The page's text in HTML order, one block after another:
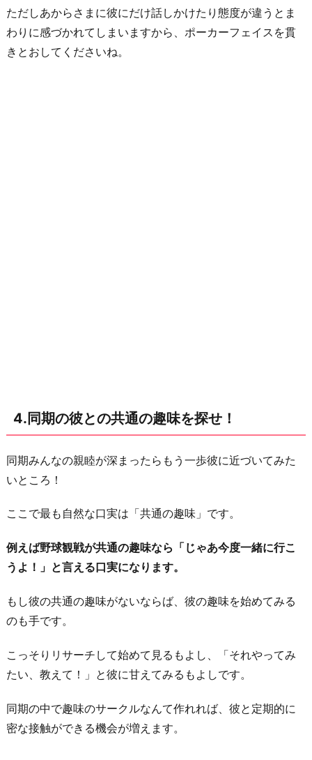
ず
雰
囲
気
匂
す
べ
し
お
り
に
ただしあからさまに彼にだけ話しかけたり態度が違うとま
わりに感づかれてしまいますから、ポーカーフェイスを貫
きとおしてくださいね。
4.同期の彼との共通の趣味を探せ！
同期みんなの親睦が深まったらもう一歩彼に近づいてみた
いところ！
ここで最も自然な口実は「共通の趣味」です。
例えば野球観戦が共通の趣味なら「じゃあ今度一緒に行こ
うよ！」と言える口実になります。
もし彼の共通の趣味がないならば、彼の趣味を始めてみる
のも手です。
こっそりリサーチして始めて見るもよし、「それやってみ
たい、教えて！」と彼に甘えてみるもよしです。
同期の中で趣味のサークルなんて作れれば、彼と定期的に
密な接触ができる機会が増えます。